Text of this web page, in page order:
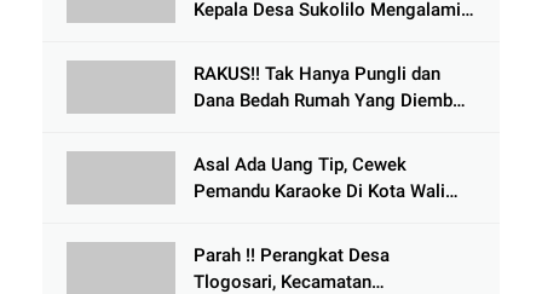
Kepala Desa Sukolilo Mengalami
Meninggal Dunia
RAKUS!! Tak Hanya Pungli dan
Dana Bedah Rumah Yang Diembat,
Tlogowungu, di Duga
Selewengkan Bantuan Mushola
Asal Ada Uang Tip, Cewek
Pemandu Karaoke Di Kota Wali
Parah !! Perangkat Desa
Tlogosari, Kecamatan